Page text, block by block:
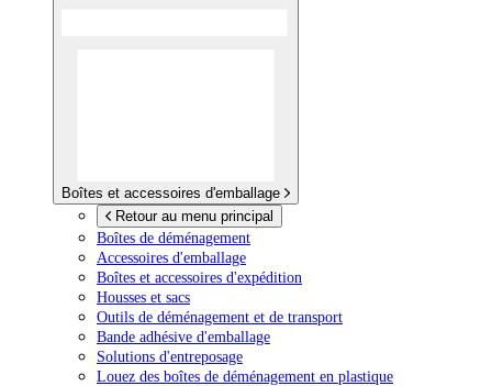
Boîtes et accessoires d'emballage
Retour au menu principal
Boîtes de déménagement
Accessoires d'emballage
Boîtes et accessoires d'expédition
Housses et sacs
Outils de déménagement et de transport
Bande adhésive d'emballage
Solutions d'entreposage
Louez des boîtes de déménagement en plastique